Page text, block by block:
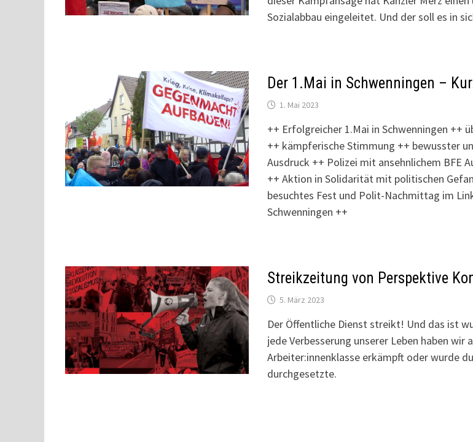
Sozialabbau eingeleitet. Und der soll es in
Der 1.Mai in Schwenningen –
1. Mai 2023
++ Erfolgreicher 1.Mai in Schwenningen ++
++ kämpferische Stimmung ++ bewusster
Ausdruck ++ Polizei mit ansehnlichem BFE
++ Aktion in Solidarität mit politischen
besuchtes Fest und Polit-Nachmittag im
Schwenningen ++
Streikzeitung von Perspektive
5. März 2023
Der Öffentliche Dienst streikt! Und das ist
jede Verbesserung unserer Leben haben wir
Arbeiter:innenklasse erkämpft oder wurde
durchgesetzte.